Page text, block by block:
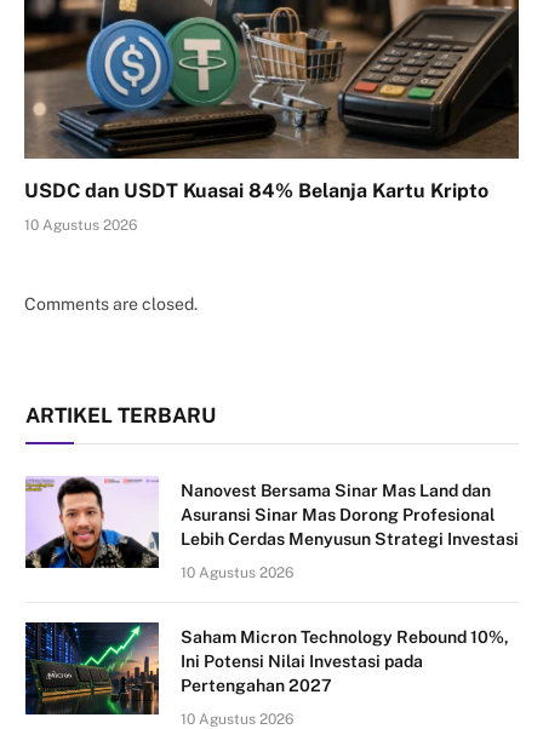
USDC dan USDT Kuasai 84% Belanja Kartu Kripto
10 Agustus 2026
Comments are closed.
ARTIKEL TERBARU
Nanovest Bersama Sinar Mas Land dan
Asuransi Sinar Mas Dorong Profesional
Lebih Cerdas Menyusun Strategi Investasi
10 Agustus 2026
Saham Micron Technology Rebound 10%,
Ini Potensi Nilai Investasi pada
Pertengahan 2027
10 Agustus 2026